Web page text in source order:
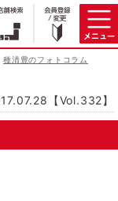
種清豊のフォトコラム
【Vol.332】